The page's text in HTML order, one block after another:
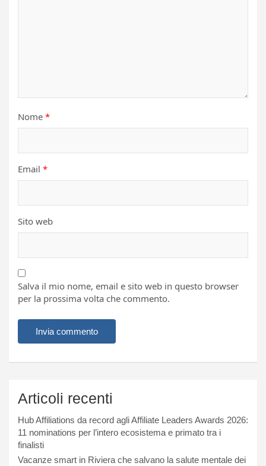
Nome *
Email *
Sito web
Salva il mio nome, email e sito web in questo browser
per la prossima volta che commento.
Articoli recenti
Hub Affiliations da record agli Affiliate Leaders Awards 2026:
11 nominations per l’intero ecosistema e primato tra i
finalisti
Vacanze smart in Riviera che salvano la salute mentale dei